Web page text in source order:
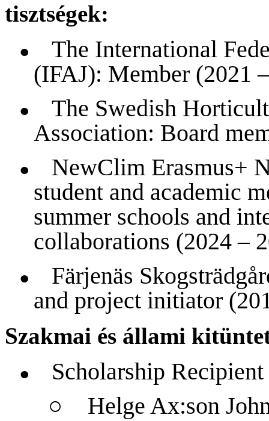
tisztségek:
●
The International
(IFAJ): Member (2021
●
The Swedish
Association: Board
●
NewClim Erasmus+
student and academic
summer schools and
collaborations (2024 –
●
Färjenäs
and project initiator
Szakmai és állami
●
Scholarship
○
Helge Ax:son